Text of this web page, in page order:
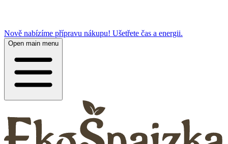
Nově nabízíme přípravu nákupu! Ušetřete čas a energii.
Open main menu